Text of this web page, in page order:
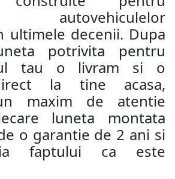
autovehiculelor
ultimele decenii. Dupa
potrivita pentru
tau o livram si o
la tine acasa,
maxim de atentie
luneta montata
o garantie de 2 ani si
faptului ca este